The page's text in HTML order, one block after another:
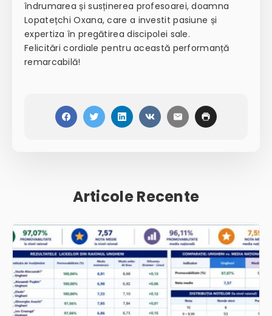
îndrumarea și susținerea profesoarei, doamna
Lopatețchi Oxana, care a investit pasiune și
expertiza în pregătirea discipolei sale.
Felicitări cordiale pentru această performanță
remarcabilă!
Articole Recente